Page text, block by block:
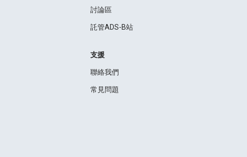
討論區
託管ADS-B站
支援
聯絡我們
常見問題